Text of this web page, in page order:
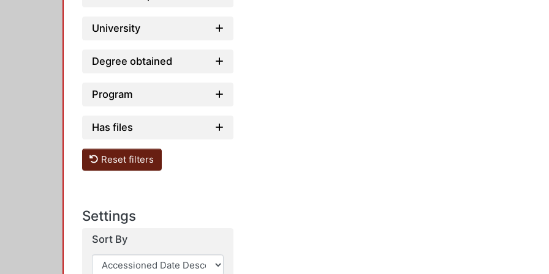
University
Degree obtained
Program
Has files
Reset filters
Settings
Sort By